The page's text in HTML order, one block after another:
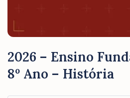
2026 – Ensino
8º Ano – História